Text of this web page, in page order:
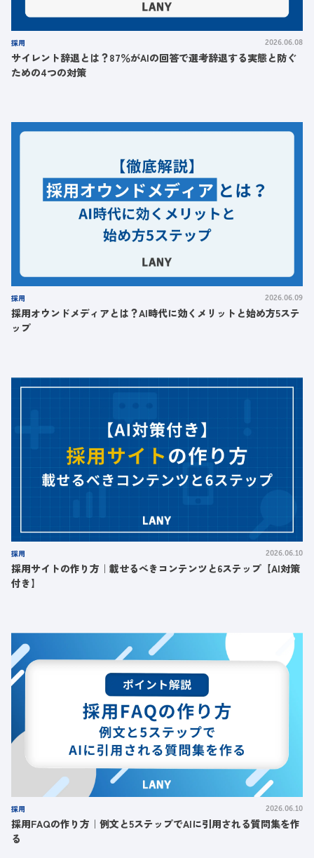
採用 2026.06.08
サイレント辞退とは？87％がAIの回答で選考辞退する実態と防ぐ
ための4つの対策
採用 2026.06.09
採用オウンドメディアとは？AI時代に効くメリットと始め方5ステ
ップ
採用 2026.06.10
採用サイトの作り方｜載せるべきコンテンツと6ステップ【AI対策
付き】
採用 2026.06.10
採用FAQの作り方｜例文と5ステップでAIに引用される質問集を作
る